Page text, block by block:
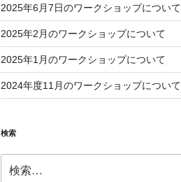
2025年6月7日のワークショップについて
2025年2月のワークショップについて
2025年1月のワークショップについて
2024年度11月のワークショップについて
検索
索: